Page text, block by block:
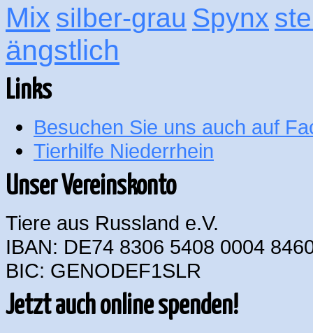
Mix silber-grau Spynx
ängstlich
Links
Besuchen Sie uns auch auf
Tierhilfe Niederrhein
Unser Vereinskonto
Tiere aus Russland e.V.
IBAN: DE74 8306 5408 0004
BIC: GENODEF1SLR
Jetzt auch online spenden!